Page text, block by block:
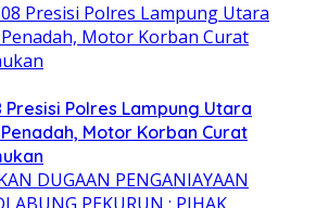
Presisi Polres Lampung Utara
Motor Korban Curat